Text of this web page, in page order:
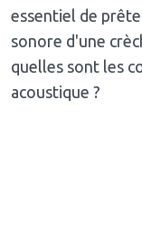
essentiel de
sonore d'une
quelles sont les
acoustique ?